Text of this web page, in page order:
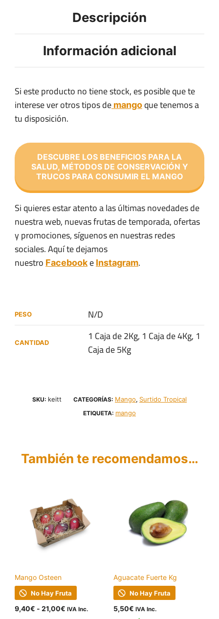
Descripción
Información adicional
Si este producto no tiene stock, es posible que te
interese ver otros tipos de mangoque tenemos a
tu disposición.
DESCUBRE LOS BENEFICIOS PARA LA
SALUD, MÉTODOS DE CONSERVACIÓN Y
TRUCOS PARA CONSUMIR EL MANGO
Si quieres estar atento a las últimas novedades de
nuestra web, nuevas frutas de temporada, ofertas
y promociones, síguenos en nuestras redes
sociales. Aquí te dejamos
nuestro Facebooke Instagram.
PESO N/D
CANTIDAD
1 Caja de 2Kg, 1 Caja de 4Kg, 1
Caja de 5Kg
SKU: keitt CATEGORÍAS: Mango, Surtido Tropical
ETIQUETA: mango
También te recomendamos…
Mango Osteen
No Hay Fruta
9,40€ - 21,00€ Rango
IVA Inc.
Aguacate Fuerte Kg
No Hay Fruta
5,50€ IVA Inc.